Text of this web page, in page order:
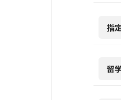
指
留